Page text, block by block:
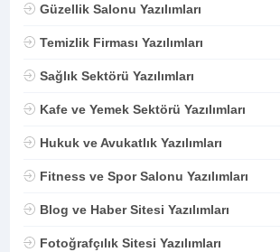
Güzellik Salonu Yazılımları
Temizlik Firması Yazılımları
Sağlık Sektörü Yazılımları
Kafe ve Yemek Sektörü Yazılımları
Hukuk ve Avukatlık Yazılımları
Fitness ve Spor Salonu Yazılımları
Blog ve Haber Sitesi Yazılımları
Fotoğrafçılık Sitesi Yazılımları